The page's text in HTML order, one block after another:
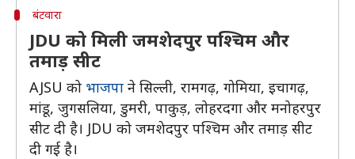
बंटवारा
JDU को मिली जमशेदपुर पश्चिम और
तमाड़ सीट
AJSU को भाजपा ने सिल्ली, रामगढ़, गोमिया, इचागढ़,
मांडू, जुगसलिया, डुमरी, पाकुड़, लोहरदगा और मनोहरपुर
सीट दी है। JDU को जमशेदपुर पश्चिम और तमाड़ सीट
दी गई है।